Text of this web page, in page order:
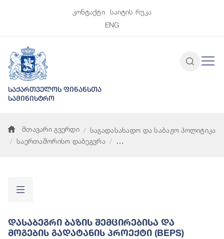
კონტაქტი
საიტის რუკა
ENG
საქართველოს ფინანსთა
სამინისტრო
მთავარი გვერდი
საგადასახადო და საბაჟო პოლიტიკა
საერთაშორისო დაბეგვრა
Დასაბეგრი Ბაზის Შემცირებისა Და
Მოგების Გადატანის Პროექტი (BEPS)